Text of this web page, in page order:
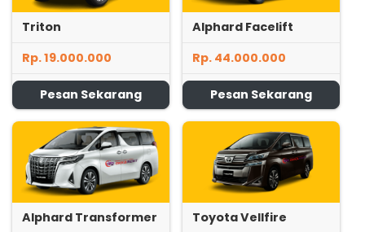
Triton
Rp. 19.000.000
Pesan Sekarang
Alphard Facelift
Rp. 44.000.000
Pesan Sekarang
Alphard Transformer
Toyota Vellfire